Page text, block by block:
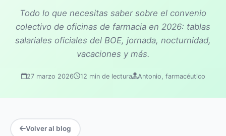
Todo lo que necesitas saber sobre el convenio
colectivo de oficinas de farmacia en 2026: tablas
salariales oficiales del BOE, jornada, nocturnidad,
vacaciones y más.
27 marzo 2026 12 min de lectura Antonio, farmacéutico
Volver al blog